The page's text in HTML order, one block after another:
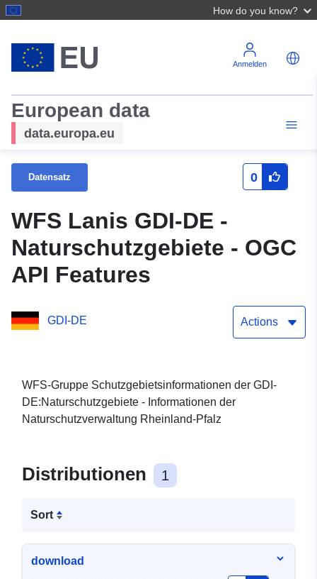
How do you know?
Anmelden
European data
data.europa.eu
Datensatz 0
WFS Lanis GDI-DE -
Naturschutzgebiete - OGC
API Features
GDI-DE Actions
WFS-Gruppe Schutzgebietsinformationen der GDI-
DE:Naturschutzgebiete - Informationen der
Naturschutzverwaltung Rheinland-Pfalz
Distributionen 1
Sort
download